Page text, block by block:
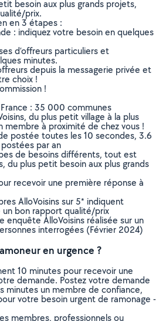
besoin aux plus grands projets,
prix.
en 3 étapes :
: indiquez votre besoin en quelques
d’offreurs particuliers et
minutes.
depuis la messagerie privée et
choix !
!
: 35 000 communes
du plus petit village à la plus
membre à proximité de chez vous !
postée toutes les 10 secondes, 3.6
par an
de besoins différents, tout est
du plus petit besoin aux plus grands
recevoir une première réponse à
AlloVoisins sur 5* indiquent
un bon rapport qualité/prix
enquête AlloVoisins réalisée sur un
interrogées (Février 2024)
en urgence ?
10 minutes pour recevoir une
demande. Postez votre demande
minutes un membre de confiance,
votre besoin urgent de ramonage -
membres, professionnels ou